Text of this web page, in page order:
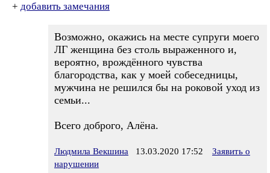
+ добавить замечания
Возможно, окажись на месте супруги моего
ЛГ женщина без столь выраженного и,
вероятно, врождённого чувства
благородства, как у моей собеседницы,
мужчина не решился бы на роковой уход из
семьи...
Всего доброго, Алёна.
Людмила Векшина 13.03.2020 17:52
Заявить о
нарушении